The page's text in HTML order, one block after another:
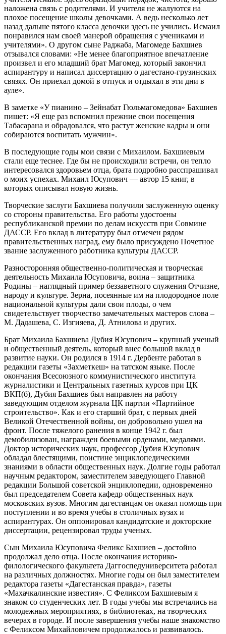
наложена связь с родителями. И учителя не жалуются на
плохое посещение школы девочками. А ведь несколько лет
назад дальше пятого класса девочки здесь не учились. Исмаил
понравился нам своей манерой обращения с учениками и
учителями». О другом сыне Раджаба, Магомеде Бахшиев
отзывался словами: «Не менее благоприятное впечатление
произвел и его младший брат Магомед, который закончил
аспирантуру и написал диссертацию о дагестано-грузинских
связях. Он приехал домой в отпуск и отдыхал в эти дни в
ауле».
В заметке «У пианино – Зейнабат Гюльмагомедова» Бахшиев
пишет: «Я еще раз вспомнил прежние свои посещения
Табасарана и обрадовался, что растут женские кадры и они
собираются воспитать мужчин».
В последующие годы мои связи с Михаилом. Бахшиевым
стали еще теснее. Где бы не происходили встречи, он тепло
интересовался здоровьем отца, брата подробно расспрашивал
о моих успехах. Михаил Юсупович — автор 15 книг, в
которых описывал новую жизнь.
Творческие заслуги Бахшиева получили заслуженную оценку
со стороны правительства. Его работы удостоены
республиканской премии по делам искусств при Совмине
ДАССР. Его вклад в литературу был отмечен рядом
правительственных наград, ему было присуждено Почетное
звание заслуженного работника культуры ДАССР.
Разносторонняя общественно-политическая и творческая
деятельность Михаила Юсуповича, воина – защитника
Родины – наглядный пример беззаветного служения Отчизне,
народу и культуре. Зерна, посеянные им на плодородное поле
национальной культуры дали свои плоды, о чем
свидетельствует творчество замечательных мастеров слова –
М. Дадашева, С. Изгияева, Д. Атнилова и других.
Брат Михаила Бахшиева Дубия Юсупович – крупный ученый
и общественный деятель, который внес большой вклад в
развитие науки. Он родился в 1914 г. Дербенте работал в
редакции газеты «Захметкеш» на татском языке. После
окончания Всесоюзного коммунистического института
журналистики и Центральных газетных курсов при ЦК
ВКП(б), Дубия Бахшиев был направлен на работу
заведующим отделом журнала ЦК партии «Партийное
строительство». Как и его старший брат, с первых дней
Великой Отечественной войны, он добровольно ушел на
фронт. После тяжелого ранения в конце 1942 г. был
демобилизован, награжден боевыми орденами, медалями.
Доктор исторических наук, профессор Дубия Юсупович
обладал блестящими, поистине энциклопедическими
знаниями в области общественных наук. Долгие годы работал
научным редактором, заместителем заведующего Главной
редакции Большой советской энциклопедии, одновременно
был председателем Совета кафедр общественных наук
московских вузов. Многим дагестанцам он оказал помощь при
поступлении и во время учебы в столичных вузах и
аспирантурах. Он оппонировал кандидатские и докторские
диссертации, рецензировал труды ученых.
Сын Михаила Юсуповича Феликс Бахшиев – достойно
продолжал дело отца. После окончания историко-
филологического факультета Даггоспедуниверситета работал
на различных должностях. Многие годы он был заместителем
редактора газеты «Дагестанская правда», газеты
«Махачкалинские известия». С Феликсом Бахшиевым я
знаком со студенческих лет. В годы учебы мы встречались на
молодежных мероприятиях, в библиотеках, на творческих
вечерах в городе. И после завершения учебы наше знакомство
с Феликсом Михайловичем продолжалось и развивалось.